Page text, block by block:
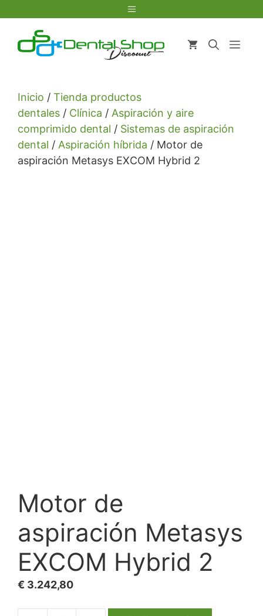
contenido
Menú
Inicio / Tienda productos
dentales / Clínica / Aspiración y aire
comprimido dental / Sistemas de aspiración
dental / Aspiración híbrida / Motor de
aspiración Metasys EXCOM Hybrid 2
Motor de
aspiración Metasys
EXCOM Hybrid 2
€ 3.242,80